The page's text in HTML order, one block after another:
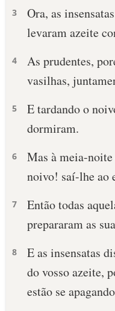
3
Ora, as
levaram azeite
4
As prudentes,
vasilhas,
5
E tardando o
dormiram.
6
Mas à meia-
noivo! saí-lhe ao
7
Então todas
prepararam as
8
E as insensatas
do vosso azeite,
estão se